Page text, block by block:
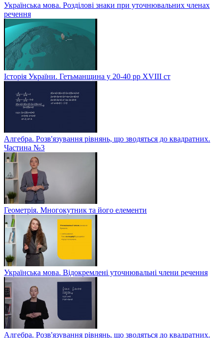
Українська мова. Розділові знаки при уточнювальних членах
речення
Історія України. Гетьманщина у 20-40 рр ХVIIІ ст
Алгебра. Розв'язування рівнянь, що зводяться до квадратних.
Частина №3
Геометрія. Многокутник та його елементи
Українська мова. Відокремлені уточнювальні члени речення
Алгебра. Розв'язування рівнянь, що зводяться до квадратних.